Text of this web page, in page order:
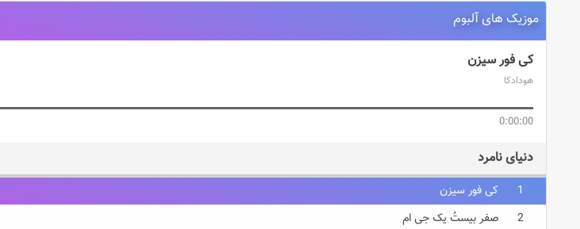
موزیک های آلبوم
کی فور سیزن
هودادکا
0:00:00
دنیای نامرد
کی فور سیزن
صفر بیستُ یک جی ام